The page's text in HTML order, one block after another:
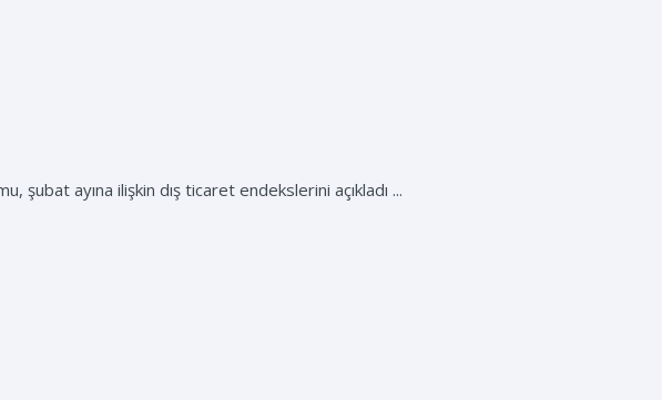
ayına ilişkin dış ticaret endekslerini açıkladı ...